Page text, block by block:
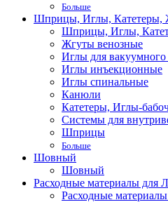
Больше
Шприцы, Иглы, Катетеры,
Шприцы, Иглы,
Жгуты венозные
Иглы для вакуумного
Иглы инъекционные
Иглы спинальные
Канюли
Катетеры, Иглы-
Системы для
Шприцы
Больше
Шовный
Шовный
Расходные материалы для
Расходные